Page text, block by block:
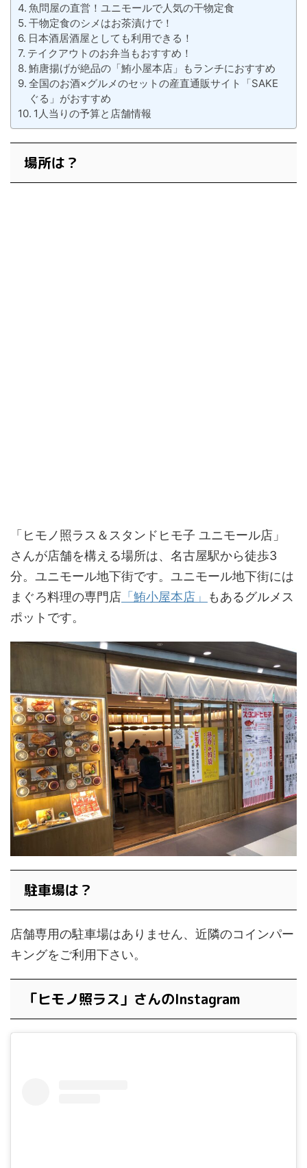
魚問屋の直営！ユニモールで人気の干物定食
干物定食のシメはお茶漬けで！
日本酒居酒屋としても利用できる！
テイクアウトのお弁当もおすすめ！
鮪唐揚げが絶品の「鮪小屋本店」もランチにおすすめ
全国のお酒×グルメのセットの産直通販サイト「SAKE
ぐる」がおすすめ
1人当りの予算と店舗情報
場所は？
「ヒモノ照ラス＆スタンドヒモ子 ユニモール店」
さんが店舗を構える場所は、名古屋駅から徒歩3
分。ユニモール地下街です。ユニモール地下街には
まぐろ料理の専門店 「鮪小屋本店」
もあるグルメス
ポットです。
駐車場は？
店舗専用の駐車場はありません、近隣のコインパー
キングをご利用下さい。
「ヒモノ照ラス」さんのInstagram